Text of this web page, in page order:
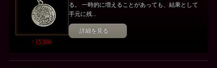
\ 15,000
る。 一時的に増えることがあっても、結果として
手元に残...
詳細を見る